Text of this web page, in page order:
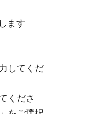
します
してくだ
くださ